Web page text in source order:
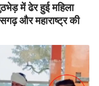
में ढेर हुई महिला
और महाराष्ट्र की